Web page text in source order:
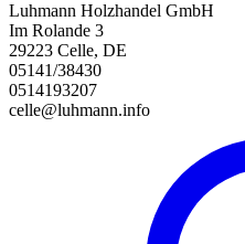
Luhmann Holzhandel GmbH
Im Rolande 3
29223 Celle, DE
05141/38430
0514193207
celle@luhmann.info